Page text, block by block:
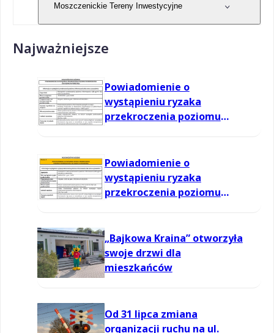
Moszczenickie Tereny Inwestycyjne
Najważniejsze
Powiadomienie o
wystąpieniu ryzaka
przekroczenia poziomu
Powiadomienie o
wystąpieniu ryzaka
przekroczenia poziomu
„Bajkowa Kraina” otworzyła
swoje drzwi dla
mieszkańców
Od 31 lipca zmiana
organizacji ruchu na ul.